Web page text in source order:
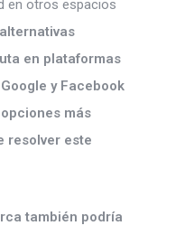
en otros espacios
alternativas
en plataformas
y Facebook
más
resolver este
también podría